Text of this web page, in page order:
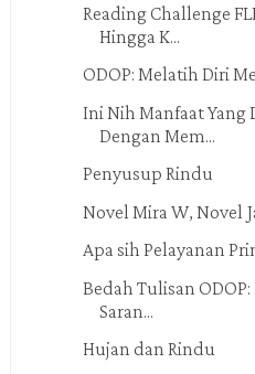
Reading Challenge
Hingga K...
ODOP: Melatih Diri
Ini Nih Manfaat Yang
Dengan Mem...
Penyusup Rindu
Novel Mira W, Novel
Apa sih Pelayanan
Bedah Tulisan
Saran...
Hujan dan Rindu